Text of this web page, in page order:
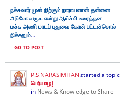
நச்சுவார் முன் நிற்கும் நாராயணன் தன்னை
அச்சோ வருக என்று ஆய்ச்சி உரைத்தன
மச்சு அணி மாடப் புதுவை கோன் பட்டன்சொல்
நிச்சலும்...
GO TO POST
P.S.NARASIMHAN started a topic
பெரியாழĮ
in News & Knowledge to Share